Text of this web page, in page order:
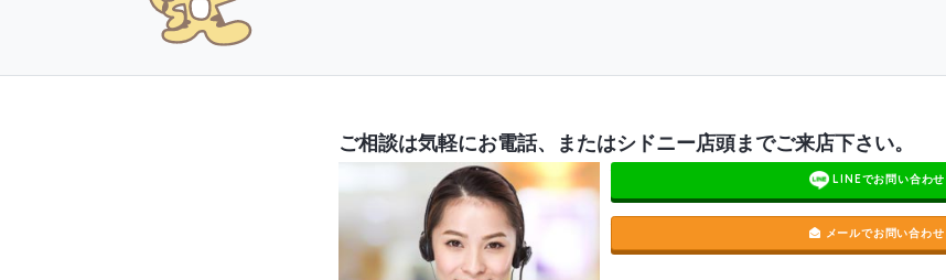
ご相談は気軽にお電話、またはシドニー店頭までご来店下さい。
LINEでお問い合わせ
メールでお問い合わせ